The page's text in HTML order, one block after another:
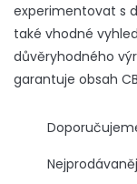
experimentovat s
také vhodné
důvěryhodného
garantuje obsah
Ř
a